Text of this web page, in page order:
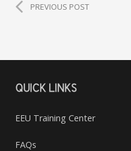
PREVIOUS POST
QUICK LINKS
EEU Training Center
FAQs